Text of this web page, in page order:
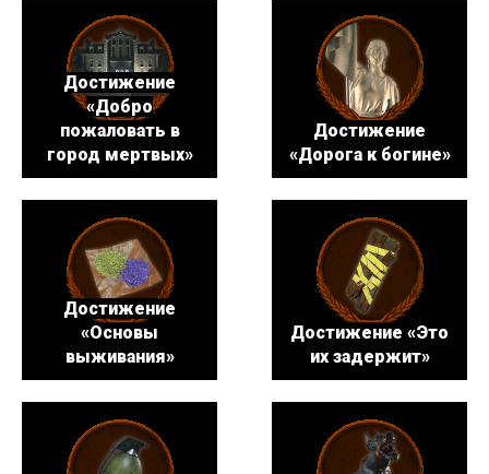
Достижение
«Добро
пожаловать в
город мертвых»
Достижение
«Дорога к богине»
Достижение
«Основы
выживания»
Достижение «Это
их задержит»